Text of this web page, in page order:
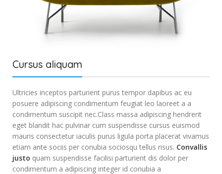
Cursus aliquam
Ultricies inceptos parturient purus tempor dapibus ac eu
posuere adipiscing condimentum feugiat leo laoreet a a
condimentum suscipit nec.Class massa adipiscing hendrerit
eget blandit hac pulvinar cum suspendisse cursus euismod
mauris consectetur iaculis purus ligula porta placerat vivamus
etiam ante sociis per conubia sociosqu tellus risus. Convallis
justo quam suspendisse facilisi parturient dis dolor per
condimentum a adipiscing integer id conubia a